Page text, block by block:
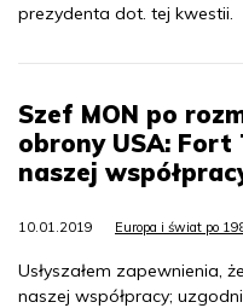
prezydenta dot. tej kwestii.
Szef MON po
obrony USA:
naszej
10.01.2019 Europa i świat po
Usłyszałem zapewnienia,
naszej współpracy;